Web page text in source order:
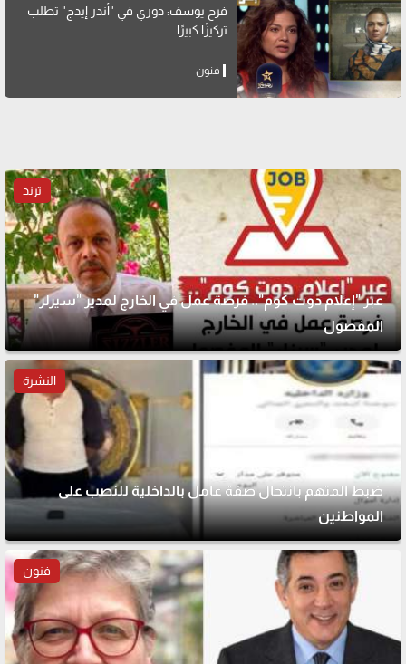
فرح يوسف: دوري في "أندر إيدج" تطلب
تركيزًا كبيرًا
فنون
ترند
عبر "إعلام دوت كوم".. فرصة عمل في الخارج لمدير "سيزلر"
المفصول
النشرة
ضبط المتهم بانتحال صفة عامل بالداخلية للنصب على
المواطنين
فنون